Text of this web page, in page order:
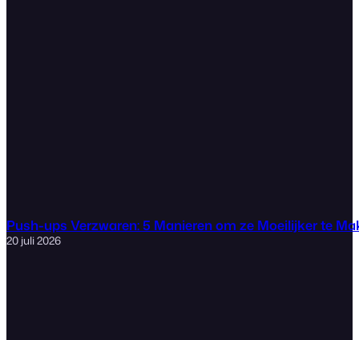
Push-ups Verzwaren: 5 Manieren om ze Moeilijker te
20 juli 2026